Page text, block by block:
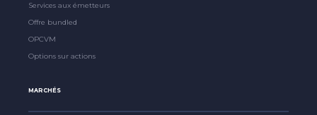
Services aux émetteurs
Offre bundled
OPCVM
Options sur actions
MARCHÉS